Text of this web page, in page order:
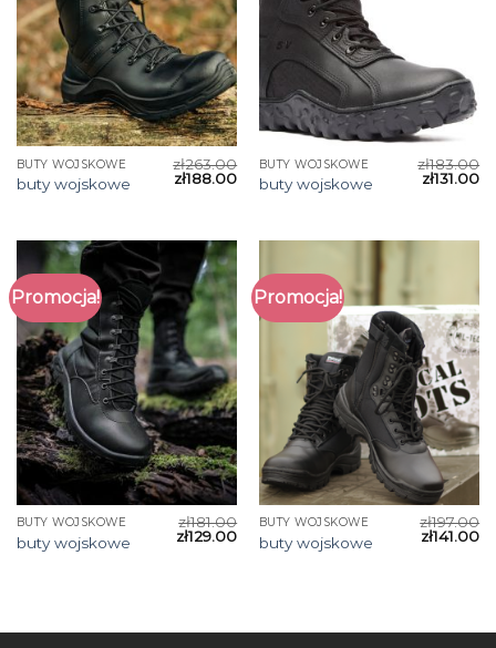
BUTY WOJSKOWE
buty wojskowe
zł263.00
zł188.00
BUTY WOJSKOWE
buty wojskowe
zł183.00
zł131.00
Promocja!
BUTY WOJSKOWE
buty wojskowe
zł181.00
zł129.00
Promocja!
BUTY WOJSKOWE
buty wojskowe
zł197.00
zł141.00